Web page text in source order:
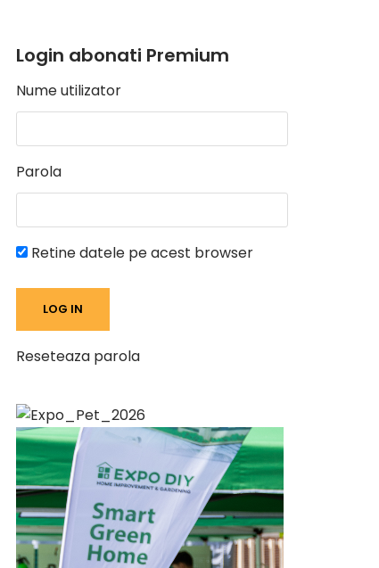
Login abonati Premium
Nume utilizator
Parola
Retine datele pe acest browser
Reseteaza parola